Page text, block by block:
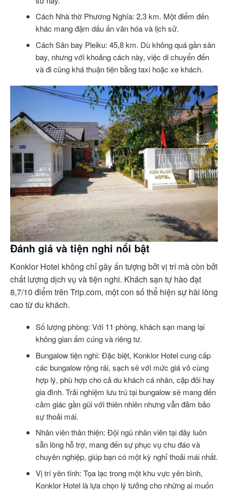
Cách Nhà thờ Phương Nghĩa: 2,3 km. Một điểm đến
khác mang đậm dấu ấn văn hóa và lịch sử.
Cách Sân bay Pleiku: 45,8 km. Dù không quá gần sân
bay, nhưng với khoảng cách này, việc di chuyển đến
và đi cũng khá thuận tiện bằng taxi hoặc xe khách.
Đánh giá và tiện nghi nổi bật
Konklor Hotel không chỉ gây ấn tượng bởi vị trí mà còn bởi
chất lượng dịch vụ và tiện nghi. Khách sạn tự hào đạt
8,7/10 điểm trên Trip.com, một con số thể hiện sự hài lòng
cao từ du khách.
Số lượng phòng: Với 11 phòng, khách sạn mang lại
không gian ấm cúng và riêng tư.
Bungalow tiện nghi: Đặc biệt, Konklor Hotel cung cấp
các bungalow rộng rãi, sạch sẽ với mức giá vô cùng
hợp lý, phù hợp cho cả du khách cá nhân, cặp đôi hay
gia đình. Trải nghiệm lưu trú tại bungalow sẽ mang đến
cảm giác gần gũi với thiên nhiên nhưng vẫn đảm bảo
sự thoải mái.
Nhân viên thân thiện: Đội ngũ nhân viên tại đây luôn
sẵn lòng hỗ trợ, mang đến sự phục vụ chu đáo và
chuyên nghiệp, giúp bạn có một kỳ nghỉ thoải mái nhất.
Vị trí yên tĩnh: Tọa lạc trong một khu vực yên bình,
Konklor Hotel là lựa chọn lý tưởng cho những ai muốn